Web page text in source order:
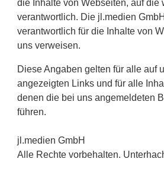
die Inhalte von Webseiten, auf die
verantwortlich. Die jl.medien
verantwortlich für die Inhalte von
uns verweisen.
Diese Angaben gelten für alle auf
angezeigten Links und für alle
denen die bei uns angemeldeten
führen.
jl.medien GmbH
Alle Rechte vorbehalten.